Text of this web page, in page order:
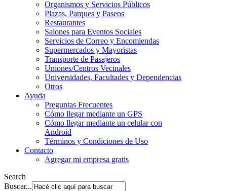
Organismos y Servicios Públicos
Plazas, Parques y Paseos
Restaurantes
Salones para Eventos Sociales
Servicios de Correo y Encomiendas
Supermercados y Mayoristas
Transporte de Pasajeros
Uniones/Centros Vecinales
Universidades, Facultades y Dependencias
Otros
Ayuda
Preguntas Frecuentes
Cómo llegar mediante un GPS
Cómo llegar mediante un celular con
Android
Términos y Condiciones de Uso
Contacto
Agregar mi empresa gratis
Search
Buscar...